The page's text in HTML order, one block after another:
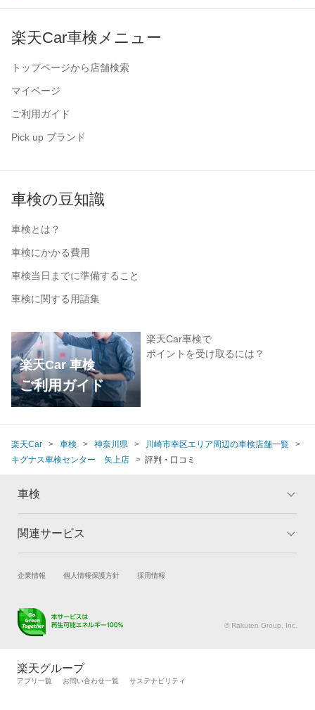
楽天Car車検メニュー
トップページから店舗検索
マイページ
ご利用ガイド
Pick up ブランド
車検の豆知識
車検とは？
車検にかかる費用
車検当日までに準備すること
車検に関する用語集
楽天Car 車検
ご利用ガイド
楽天Car車検で
ポイントを受け取るには？
楽天Car 車検 神奈川県
川崎市幸区エリア周辺の車検店舗一覧
キグナス車検センター 矢上店
評判・口コミ
車検
トップ
車検の基礎知識 キャンペーン一覧
関連サービス
試乗・商談 新車購入
キズ修理予約
メンテナンス管理
タイヤ交換サービス
自動車カタログ 自動車保険
企業情報 個人情報保護方針 採用情報
© Rakuten Group, Inc.
楽天グループ
アプリ一覧 お問い合わせ一覧 サステナビリティ